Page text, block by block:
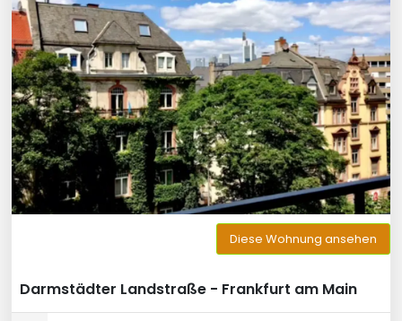
Diese Wohnung ansehen
Darmstädter Landstraße - Frankfurt am Main